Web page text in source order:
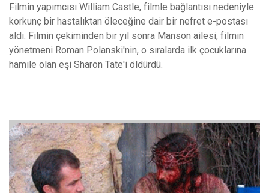
Filmin yapımcısı William Castle, filmle bağlantısı nedeniyle
korkunç bir hastalıktan öleceğine dair bir nefret e-postası
aldı. Filmin çekiminden bir yıl sonra Manson ailesi, filmin
yönetmeni Roman Polanski'nin, o sıralarda ilk çocuklarına
hamile olan eşi Sharon Tate'i öldürdü.